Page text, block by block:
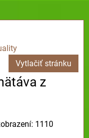
Vytlačiť stránku
z
1110